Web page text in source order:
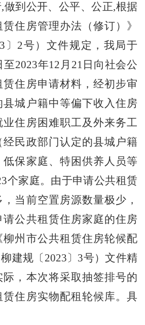
,做到公开、公平、公正,根据
赁住房管理办法（修订）》
〕2号）文件规定， 我局于
至2023年12月21日向社会公
住房申请材料，经初步审
城户籍中等偏下收入住房
业住房困难职工及外来务工
民政部门认定的县城户籍
保家庭、特困供养人员等
个家庭。由于申请公共租赁
当前空置房源数量极少，
公共租赁住房家庭的住房
州市公共租赁住房轮候配
建规〔2023〕3号）文件精
，本次将采取抽签排号的
住房实物配租轮候库。具